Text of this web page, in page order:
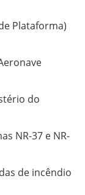
Plataforma)
do
NR-37 e NR-
de incêndio